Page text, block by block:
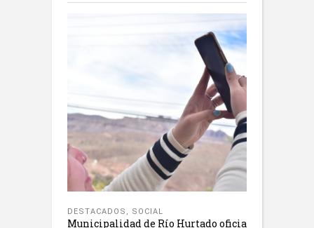
DESTACADOS , SOCIAL
Municipalidad de Río Hurtado oficia